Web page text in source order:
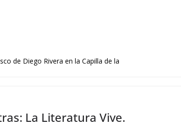
de Diego Rivera en la Capilla de la
La Literatura Vive.